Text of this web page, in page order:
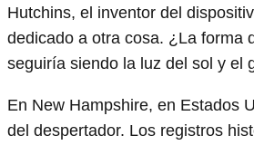
Hutchins, el inventor del
dedicado a otra cosa. ¿La forma
seguiría siendo la luz del sol y el
En New Hampshire, en Estados
del despertador. Los registros